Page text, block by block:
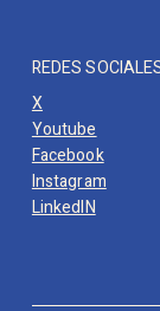
REDES
X
Youtube
Facebook
Instagram
LinkedIN